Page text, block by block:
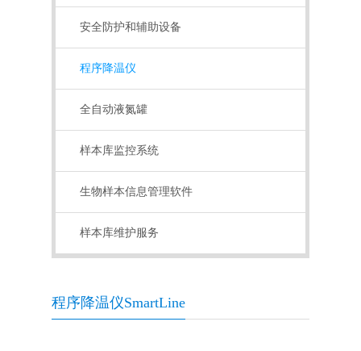
安全防护和辅助设备
程序降温仪
全自动液氮罐
样本库监控系统
生物样本信息管理软件
样本库维护服务
程序降温仪SmartLine